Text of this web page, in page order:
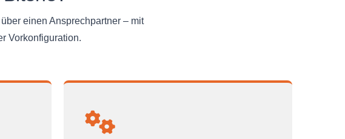
einen Ansprechpartner – mit
Vorkonfiguration.